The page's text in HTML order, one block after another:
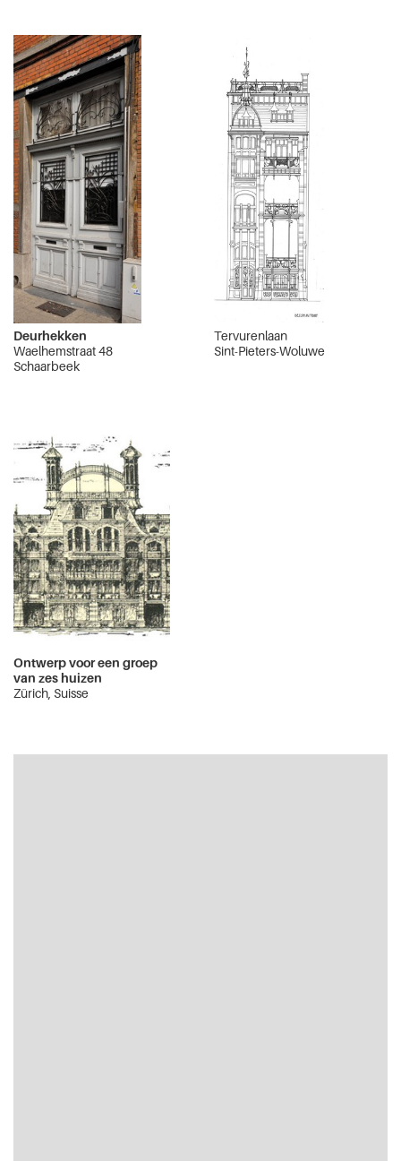
Deurhekken
Waelhemstraat 48
Schaarbeek
Tervurenlaan
Sint-Pieters-Woluwe
Ontwerp voor een groep
van zes huizen
Zürich, Suisse